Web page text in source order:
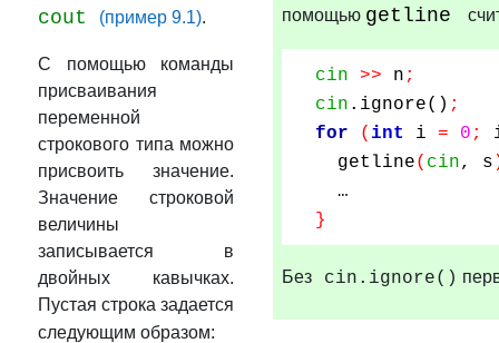
cout (пример 9.1).
С помощью команды
присваивания
переменной
строкового типа можно
присвоить значение.
Значение строковой
величины
записывается в
двойных кавычках.
Пустая строка задается
следующим образом:
помощью getline
cin >> n ;
cin .ignore() ;
for
( int i = 0 ;
getline( cin, s
…
}
Без cin.ignore()